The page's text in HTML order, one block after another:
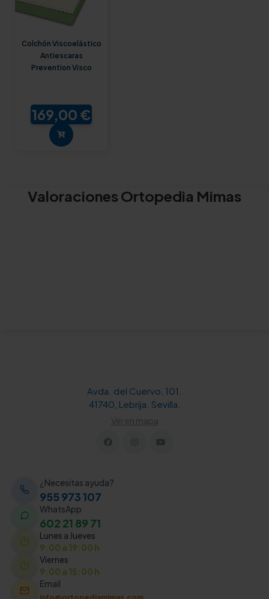
Colchón Viscoelástico
Antiescaras
Prevention Visco
169,00 €
Valoraciones Ortopedia Mimas
Avda. del Cuervo, 101.
41740, Lebrija. Sevilla.
Ver en mapa
¿Necesitas ayuda?
955 973 107
WhatsApp
602 21 89 71
Lunes a Jueves
9:00 a 19:00 h
Viernes
9:00 a 15:00 h
Email